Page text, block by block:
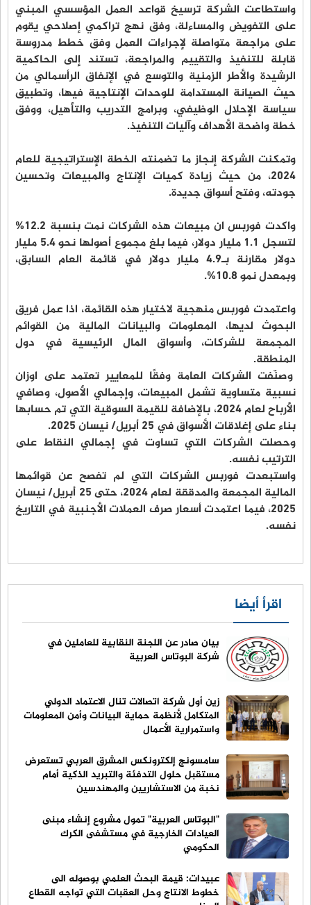
واستطاعت الشركة ترسيخ قواعد العمل المؤسسي المبني
على التفويض والمساءلة، وفق نهج تراكمي إصلاحي يقوم
على مراجعة متواصلة لإجراءات العمل وفق خطط مدروسة
قابلة للتنفيذ والتقييم والمراجعة، تستند إلى الحاكمية
الرشيدة والأطر الزمنية والتوسع في الإنفاق الرأسمالي من
حيث الصيانة المستدامة للوحدات الإنتاجية فيها، وتطبيق
سياسة الإحلال الوظيفي، وبرامج التدريب والتأهيل، ووفق
خطة واضحة الأهداف وآليات التنفيذ.
وتمكنت الشركة إنجاز ما تضمنته الخطة الإستراتيجية للعام
2024، من حيث زيادة كميات الإنتاج والمبيعات وتحسين
جودته، وفتح أسواق جديدة.
واكدت فوربس ان مبيعات هذه الشركات نمت بنسبة 12.2%
لتسجل 1.1 مليار دولار، فيما بلغ مجموع أصولها نحو 5.4 مليار
دولار مقارنة بـ4.9 مليار دولار في قائمة العام السابق،
وبمعدل نمو 10.8%.
واعتمدت فوربس منهجية لاختيار هذه القائمة، اذا عمل فريق
البحوث لديها، المعلومات والبيانات المالية من القوائم
المجمعة للشركات، وأسواق المال الرئيسية في دول
المنطقة.
وصنّفت الشركات العامة وفقًا للمعايير تعتمد على اوزان
نسبية متساوية تشمل المبيعات، وإجمالي الأصول، وصافي
الأرباح لعام 2024، بالإضافة للقيمة السوقية التي تم حسابها
بناء على إغلاقات الأسواق في 25 أبريل/ نيسان 2025.
وحصلت الشركات التي تساوت في إجمالي النقاط على
الترتيب نفسه.
واستبعدت فوربس الشركات التي لم تفصح عن قوائمها
المالية المجمعة والمدققة لعام 2024، حتى 25 أبريل/ نيسان
2025، فيما اعتمدت أسعار صرف العملات الأجنبية في التاريخ
نفسه.
اقرأ أيضا
بيان صادر عن اللجنة النقابية للعاملين في
شركة البوتاس العربية
زين أول شركة اتصالات تنال الاعتماد الدولي
المتكامل لأنظمة حماية البيانات وأمن المعلومات
واستمرارية الأعمال
سامسونج إلكترونكس المشرق العربي تستعرض
مستقبل حلول التدفئة والتبريد الذكية أمام
نخبة من الاستشاريين والمهندسين
"البوتاس العربية" تمول مشروع إنشاء مبنى
العيادات الخارجية في مستشفى الكرك
الحكومي
عبيدات: قيمة البحث العلمي بوصوله الى
خطوط الانتاج وحل العقبات التي تواجه القطاع